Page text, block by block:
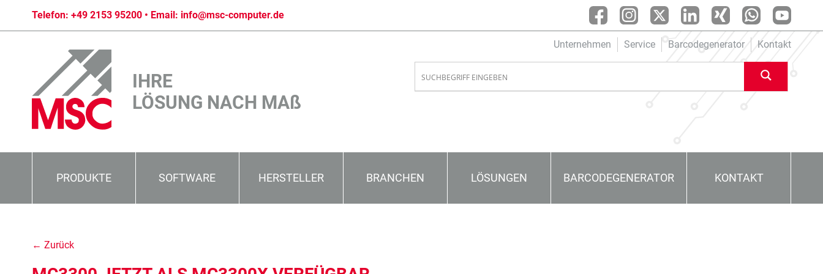
Telefon: +49 2153 95200 • Email: info@msc-computer.de
Unternehmen Service Barcodegenerator Kontakt
IHRE
LÖSUNG NACH MAß
PRODUKTE SOFTWARE HERSTELLER BRANCHEN LÖSUNGEN BARCODEGENERATOR KONTAKT
← Zurück